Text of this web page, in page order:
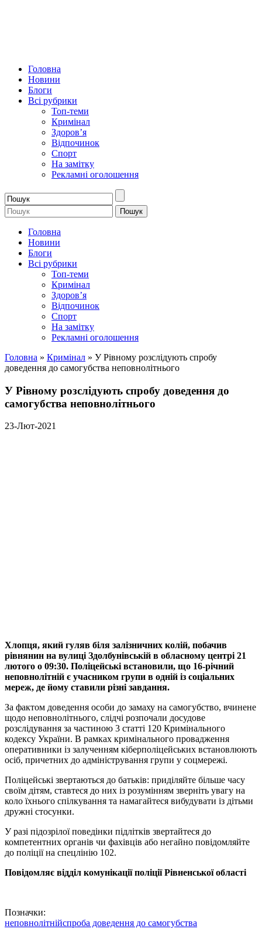
Головна
Новини
Блоги
Всі рубрики
Топ-теми
Кримінал
Здоров’я
Відпочинок
Спорт
На замітку
Рекламні оголошення
Головна
Новини
Блоги
Всі рубрики
Топ-теми
Кримінал
Здоров’я
Відпочинок
Спорт
На замітку
Рекламні оголошення
Головна » Кримінал » У Рівному розслідують спробу
доведення до самогубства неповнолітнього
У Рівному розслідують спробу доведення до
самогубства неповнолітнього
23-Лют-2021
Хлопця, який гуляв біля залізничних колій, побачив
рівнянин на вулиці Здолбунівській в обласному центрі 21
лютого о 09:30. Поліцейські встановили, що 16-річний
неповнолітній є учасником групи в одній із соціальних
мереж, де йому ставили різні завдання.
За фактом доведення особи до замаху на самогубство, вчинене
щодо неповнолітнього, слідчі розпочали досудове
розслідування за частиною 3 статті 120 Кримінального
кодексу України. В рамках кримінального провадження
оперативники із залученням кіберполіцейських встановлюють
осіб, причетних до адміністрування групи у соцмережі.
Поліцейські звертаються до батьків: приділяйте більше часу
своїм дітям, ставтеся до них із розумінням зверніть увагу на
коло їхнього спілкування та намагайтеся вибудувати із дітьми
дружні стосунки.
У разі підозрілої поведінки підлітків звертайтеся до
компетентних органів чи фахівців або негайно повідомляйте
до поліції на спецлінію 102.
Повідомляє відділ комунікації поліції Рівненської області
Позначки:
неповнолітнійспроба доведення до самогубства